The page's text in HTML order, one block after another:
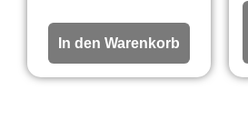
In den Warenkorb